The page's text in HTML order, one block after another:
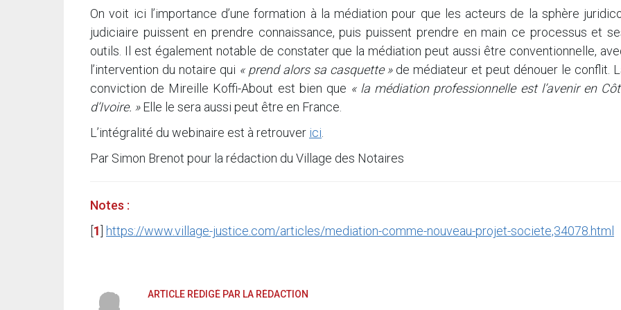
On voit ici l’importance d’une formation à la médiation pour que les acteurs de la sphère
judiciaire puissent en prendre connaissance, puis puissent prendre en main ce processus et
outils. Il est également notable de constater que la médiation peut aussi être conventionnelle,
l’intervention du notaire qui « prend alors sa casquette »de médiateur et peut dénouer le conflit.
conviction de Mireille Koffi-About est bien que « la médiation professionnelle est l’avenir en
d’Ivoire. »Elle le sera aussi peut être en France.
L’intégralité du webinaire est à retrouver ici.
Par Simon Brenot pour la rédaction du Village des Notaires
Notes :
1 https://www.village-justice.com/articles/mediation-comme-nouveau-projet-societe,34078.html
ARTICLE RÉDIGÉ PAR LA RÉDACTION